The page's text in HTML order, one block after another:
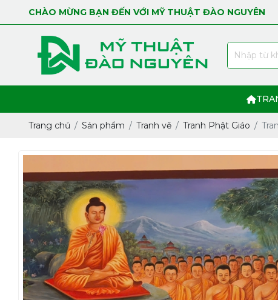
CHÀO MỪNG BẠN ĐẾN VỚI MỸ THUẬT ĐÀO NGUYÊN
Trang chủ Sản phẩm Tranh vẽ Tranh Phật Giáo